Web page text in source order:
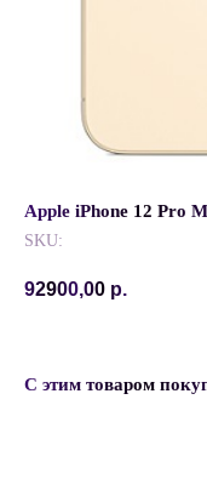
Apple iPhone 12 Pro
SKU:
92900,00 р.
С этим товаром